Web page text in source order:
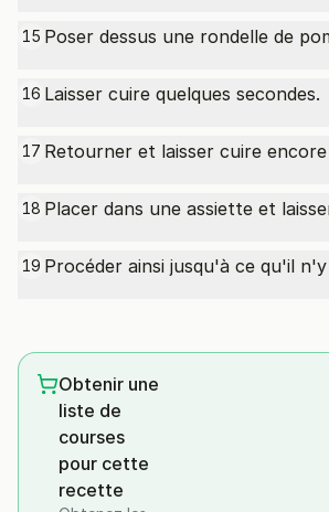
15 Poser dessus une rondelle de
16 Laisser cuire quelques secondes.
17 Retourner et laisser cuire
18 Placer dans une assiette et
19 Procéder ainsi jusqu'à ce qu'il
Obtenir une
liste de
courses
pour cette
recette